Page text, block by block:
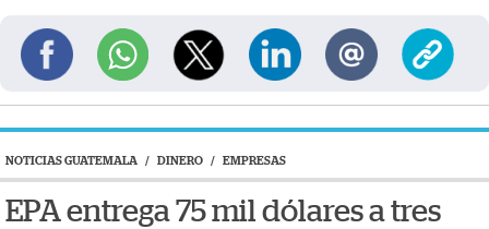
NOTICIAS GUATEMALA / DINERO / EMPRESAS
EPA entrega 75 mil dólares a tres